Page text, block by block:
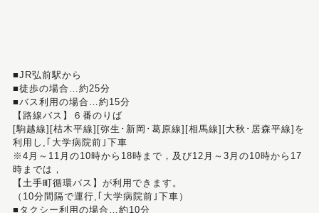
■JR弘前駅から
■徒歩の場合…約25分
■バス利用の場合…約15分
【路線バス】６番のりば
[駒越線][枯木平線][弥生･新岡･葛原線][相馬線][大秋･居森平線]を
利用し,｢大学病院前｣下車
※4月～11月の10時から18時まで，及び12月～3月の10時から17
時までは，
【土手町循環バス】が利用できます。
（10分間隔で運行,｢大学病院前｣下車）
■タクシー利用の場合…約10分